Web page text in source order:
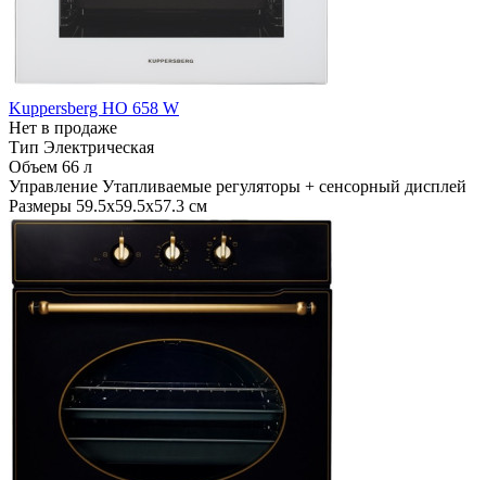
Kuppersberg HO 658 W
Нет в продаже
Тип Электрическая
Объем 66 л
Управление Утапливаемые регуляторы + сенсорный дисплей
Размеры 59.5х59.5х57.3 см